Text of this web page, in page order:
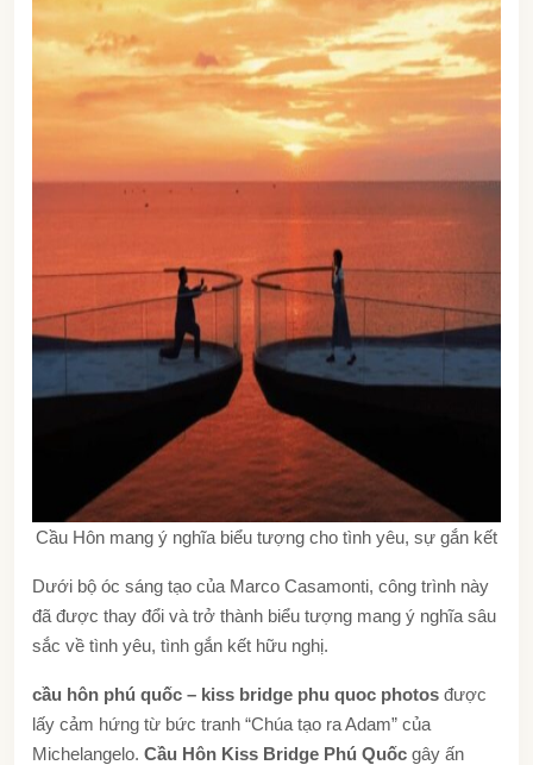
Cầu Hôn mang ý nghĩa biểu tượng cho tình yêu, sự gắn kết
Dưới bộ óc sáng tạo của Marco Casamonti, công trình này
đã được thay đổi và trở thành biểu tượng mang ý nghĩa sâu
sắc về tình yêu, tình gắn kết hữu nghị.
cầu hôn phú quốc – kiss bridge phu quoc photos được
lấy cảm hứng từ bức tranh “Chúa tạo ra Adam” của
Michelangelo. Cầu Hôn Kiss Bridge Phú Quốc gây ấn